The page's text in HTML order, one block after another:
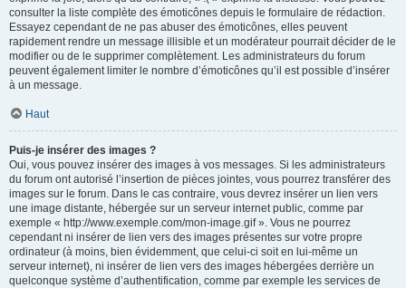
consulter la liste complète des émoticônes depuis le formulaire de rédaction.
Essayez cependant de ne pas abuser des émoticônes, elles peuvent
rapidement rendre un message illisible et un modérateur pourrait décider de le
modifier ou de le supprimer complètement. Les administrateurs du forum
peuvent également limiter le nombre d’émoticônes qu’il est possible d’insérer
à un message.
Haut
Puis-je insérer des images ?
Oui, vous pouvez insérer des images à vos messages. Si les administrateurs
du forum ont autorisé l’insertion de pièces jointes, vous pourrez transférer des
images sur le forum. Dans le cas contraire, vous devrez insérer un lien vers
une image distante, hébergée sur un serveur internet public, comme par
exemple « http://www.exemple.com/mon-image.gif ». Vous ne pourrez
cependant ni insérer de lien vers des images présentes sur votre propre
ordinateur (à moins, bien évidemment, que celui-ci soit en lui-même un
serveur internet), ni insérer de lien vers des images hébergées derrière un
quelconque système d’authentification, comme par exemple les services de